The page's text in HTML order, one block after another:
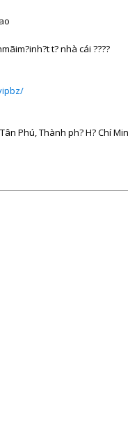
t? nhà cái ????
Phú, Thành ph? H? Chí